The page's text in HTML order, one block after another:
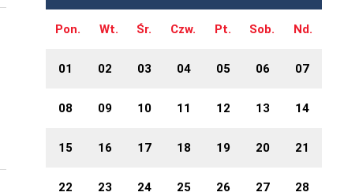
Pon. Wt. Śr. Czw. Pt. Sob. Nd.
01 02 03 04 05 06 07
08 09 10 11 12 13 14
15 16 17 18 19 20 21
22 23 24 25 26 27 28